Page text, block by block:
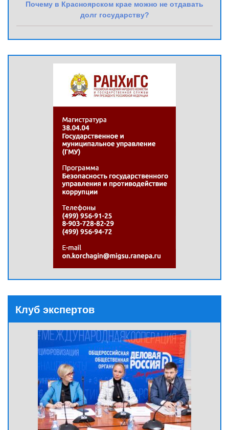
Почему в Красноярском крае можно не отдавать
долг государству?
Клуб экспертов